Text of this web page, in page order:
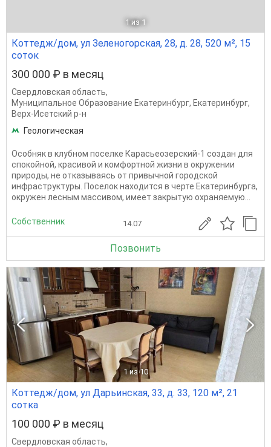
1 из 1
Коттедж/дом, ул Зеленогорская, 28, д. 28, 520 м², 15
соток
300 000 ₽ в месяц
Свердловская область,
Муниципальное Образование Екатеринбург, Екатеринбург,
Верх-Исетский р-н
Геологическая
Особняк в клубном поселке Карасьеозерский-1 создан для
спокойной, красивой и комфортной жизни в окружении
природы, не отказываясь от привычной городской
инфраструктуры. Поселок находится в черте Екатеринбурга,
окружен лесным массивом, имеет закрытую охраняемую...
Собственник 14.07
Позвонить
1 из 10
Коттедж/дом, ул Дарьинская, 33, д. 33, 120 м², 21
сотка
100 000 ₽ в месяц
Свердловская область,